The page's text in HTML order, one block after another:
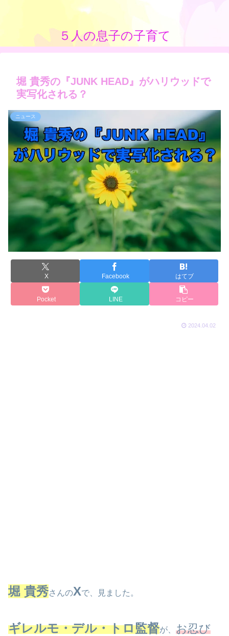
５人の息子の子育て
堀 貴秀の『JUNK HEAD』がハリウッドで
実写化される？
ニュース
X Facebook はてブ
Pocket LINE コピー
2024.04.02
堀 貴秀さんのXで、見ました。
ギレルモ・デル・トロ監督が、 お忍び